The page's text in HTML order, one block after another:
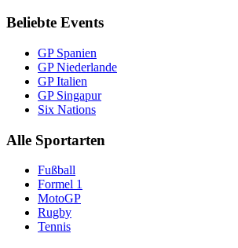
Beliebte Events
GP Spanien
GP Niederlande
GP Italien
GP Singapur
Six Nations
Alle Sportarten
Fußball
Formel 1
MotoGP
Rugby
Tennis